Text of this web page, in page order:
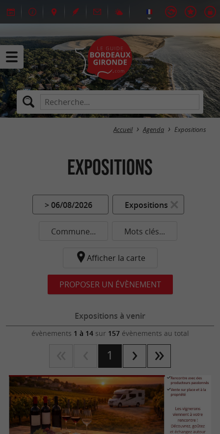
Accueil Agenda Expositions
Expositions
> 06/08/2026 Expositions
Commune... Mots clés...
Afficher la carte
PROPOSER UN ÉVÈNEMENT
Expositions à venir
évènements 1 à 14sur 157évènements au total
1